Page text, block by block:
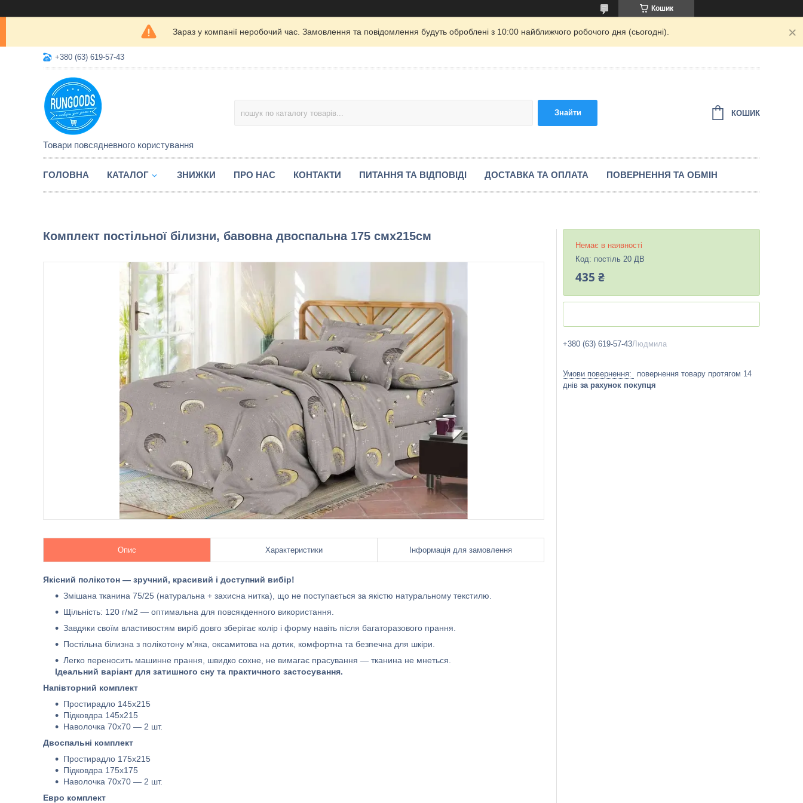
Кошик
Зараз у компанії неробочий час. Замовлення та повідомлення будуть оброблені з 10:00 найближчого робочого дня (сьогодні).
+380 (63) 619-57-43
Товари повсядневного користування
Знайти КОШИК
ГОЛОВНА КАТАЛОГ ЗНИЖКИ ПРО НАС КОНТАКТИ ПИТАННЯ ТА ВІДПОВІДІ ДОСТАВКА ТА ОПЛАТА ПОВЕРНЕННЯ ТА ОБМІН
Комплект постільної білизни, бавовна двоспальна 175 смх215см
Опис Характеристики Інформація для замовлення
Якісний полікотон — зручний, красивий і доступний вибір!
Змішана тканина 75/25 (натуральна + захисна нитка), що не поступається за якістю натуральному текстилю.
Щільність: 120 г/м2 — оптимальна для повсякденного використання.
Завдяки своїм властивостям виріб довго зберігає колір і форму навіть після багаторазового прання.
Постільна білизна з полікотону м'яка, оксамитова на дотик, комфортна та безпечна для шкіри.
Легко переносить машинне прання, швидко сохне, не вимагає прасування — тканина не мнеться.
Ідеальний варіант для затишного сну та практичного застосування.
Напівторний комплект
Простирадло 145х215
Підковдра 145х215
Наволочка 70х70 — 2 шт.
Двоспальні комплект
Простирадло 175х215
Підковдра 175х175
Наволочка 70х70 — 2 шт.
Евро комплект
Немає в наявності
Код: постіль 20 ДВ
435 ₴
+380 (63) 619-57-43Людмила
повернення товару протягом 14
днів за рахунок покупця